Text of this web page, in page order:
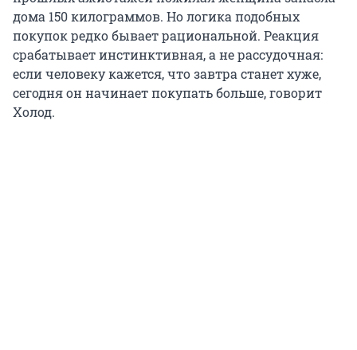
дома 150 килограммов. Но логика подобных
покупок редко бывает рациональной. Реакция
срабатывает инстинктивная, а не рассудочная:
если человеку кажется, что завтра станет хуже,
сегодня он начинает покупать больше, говорит
Холод.